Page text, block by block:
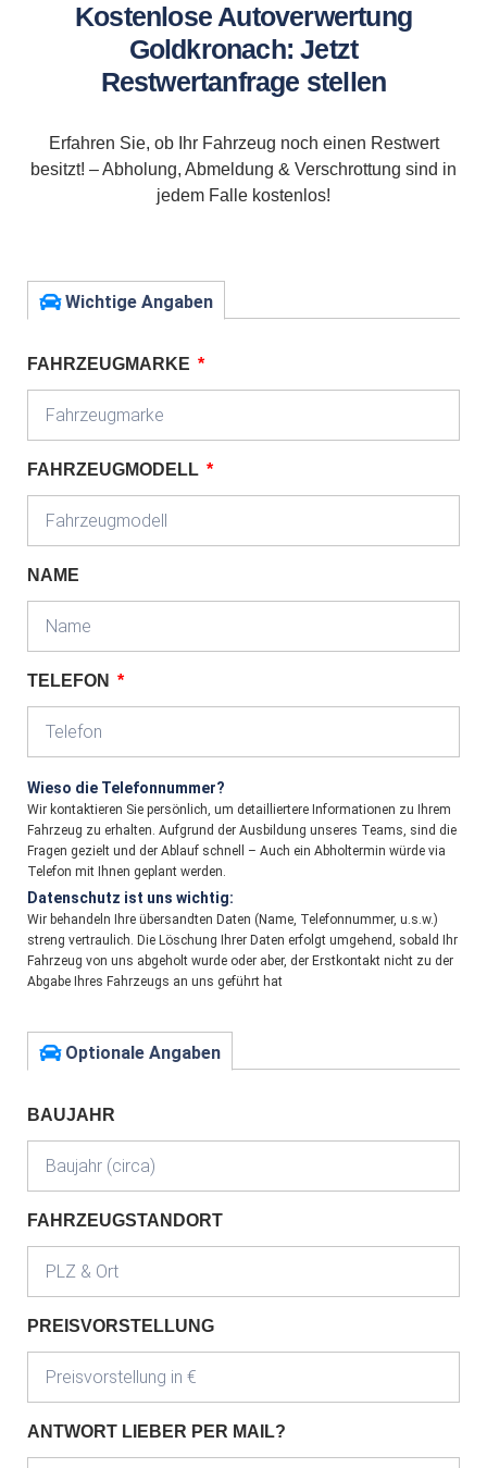
Kostenlose Autoverwertung
Goldkronach: Jetzt
Restwertanfrage stellen
Erfahren Sie, ob Ihr Fahrzeug noch einen Restwert
besitzt! – Abholung, Abmeldung & Verschrottung sind in
jedem Falle kostenlos!
Wichtige Angaben
FAHRZEUGMARKE
FAHRZEUGMODELL
NAME
TELEFON
Wieso die Telefonnummer?
Wir kontaktieren Sie persönlich, um detailliertere Informationen zu Ihrem
Fahrzeug zu erhalten. Aufgrund der Ausbildung unseres Teams, sind die
Fragen gezielt und der Ablauf schnell – Auch ein Abholtermin würde via
Telefon mit Ihnen geplant werden.
Datenschutz ist uns wichtig:
Wir behandeln Ihre übersandten Daten (Name, Telefonnummer, u.s.w.)
streng vertraulich. Die Löschung Ihrer Daten erfolgt umgehend, sobald Ihr
Fahrzeug von uns abgeholt wurde oder aber, der Erstkontakt nicht zu der
Abgabe Ihres Fahrzeugs an uns geführt hat
Optionale Angaben
BAUJAHR
FAHRZEUGSTANDORT
PREISVORSTELLUNG
ANTWORT LIEBER PER MAIL?